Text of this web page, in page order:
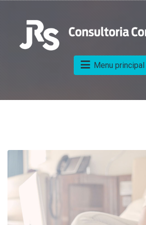
Menu principal